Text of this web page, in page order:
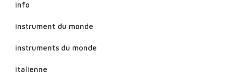
info
instrument du monde
instruments du monde
italienne